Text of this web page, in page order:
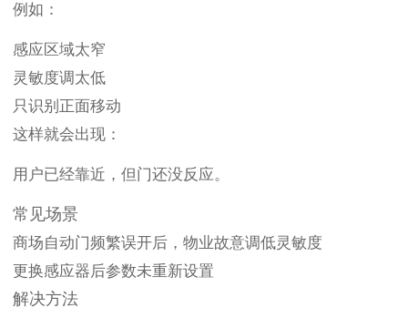
例如：
感应区域太窄
灵敏度调太低
只识别正面移动
这样就会出现：
用户已经靠近，但门还没反应。
常见场景
商场自动门频繁误开后，物业故意调低灵敏度
更换感应器后参数未重新设置
解决方法